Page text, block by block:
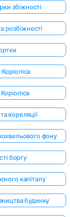
збіжності
розбіжності
кореляції
фону
боргу
капіталу
будинку